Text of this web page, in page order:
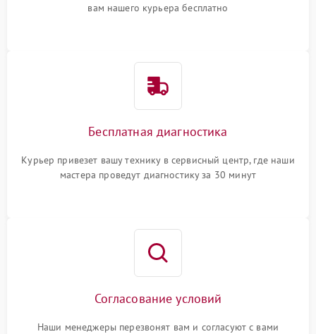
вам нашего курьера бесплатно
Бесплатная диагностика
Курьер привезет вашу технику в сервисный центр, где наши
мастера проведут диагностику за 30 минут
Согласование условий
Наши менеджеры перезвонят вам и согласуют с вами